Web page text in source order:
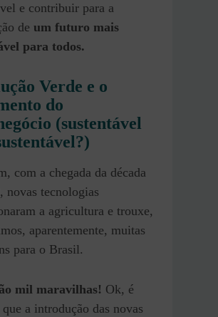
e contribuir para a
de um futuro mais
para todos.
Verde e o
do
(sustentável
com a chegada da década
novas tecnologias
a agricultura e trouxe,
aparentemente, muitas
para o Brasil.
mil maravilhas! Ok, é
a introdução das novas